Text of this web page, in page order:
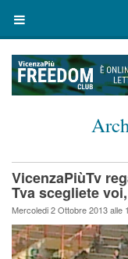
VicenzaPiùTv
Tva scegliete
Mercoledi 2 Ottobre 2013 alle